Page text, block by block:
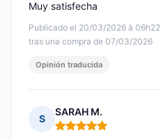
Publicado el 20/03/2026 à 06h22
tras una compra de 07/03/2026
Muy satisfecha
Opinión traducida
S
SARAH M.
Nota: 5 de 5